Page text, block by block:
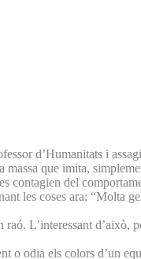
d’Humanitats i
que imita,
contagien del
les coses ara: “Molta
L’interessant d’això,
o odia els colors d’un